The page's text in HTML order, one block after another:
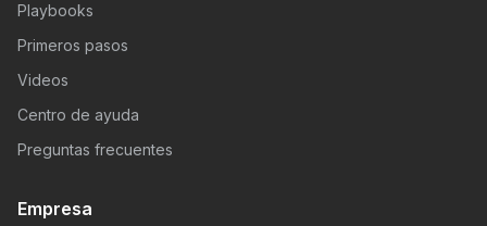
Playbooks
Primeros pasos
Videos
Centro de ayuda
Preguntas frecuentes
Empresa